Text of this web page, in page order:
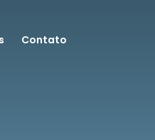
Contato